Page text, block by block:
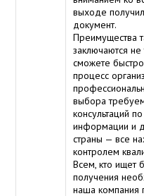
выходе
документ.
Преимущества
заключаются не
сможете
процесс
выбора
консультаций
информации и
страны — все
контролем
Всем, кто ищет
получения
наша компания